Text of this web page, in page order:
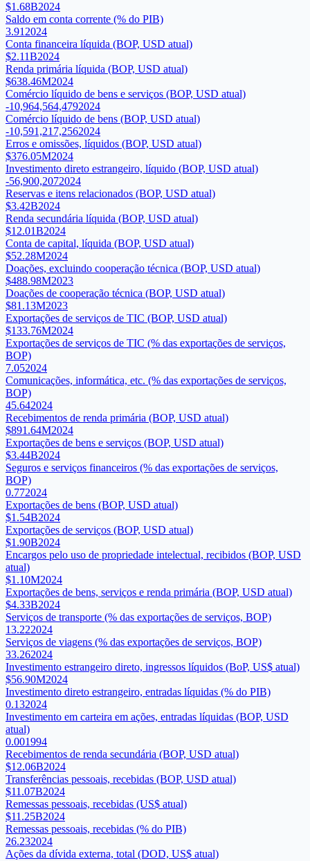
$1.68B2024
Saldo em conta corrente (% do PIB)
3.91 2024
Conta financeira líquida (BOP, USD atual)
$2.11B2024
Renda primária líquida (BOP, USD atual)
$638.46M2024
Comércio líquido de bens e serviços (BOP, USD atual)
-10,964,564,4792024
Comércio líquido de bens (BOP, USD atual)
-10,591,217,2562024
Erros e omissões, líquidos (BOP, USD atual)
$376.05M2024
Investimento direto estrangeiro, líquido (BOP, USD atual)
-56,900,2072024
Reservas e itens relacionados (BOP, USD atual)
$3.42B2024
Renda secundária líquida (BOP, USD atual)
$12.01B2024
Conta de capital, líquida (BOP, USD atual)
$52.28M2024
Doações, excluindo cooperação técnica (BOP, USD atual)
$488.98M2023
Doações de cooperação técnica (BOP, USD atual)
$81.13M2023
Exportações de serviços de TIC (BOP, USD atual)
$133.76M2024
Exportações de serviços de TIC (% das exportações de serviços,
BOP)
7.052024
Comunicações, informática, etc. (% das exportações de serviços,
BOP)
45.642024
Recebimentos de renda primária (BOP, USD atual)
$891.64M2024
Exportações de bens e serviços (BOP, USD atual)
$3.44B2024
Seguros e serviços financeiros (% das exportações de serviços,
BOP)
0.772024
Exportações de bens (BOP, USD atual)
$1.54B2024
Exportações de serviços (BOP, USD atual)
$1.90B2024
Encargos pelo uso de propriedade intelectual, recibidos (BOP, USD
atual)
$1.10M2024
Exportações de bens, serviços e renda primária (BOP, USD atual)
$4.33B2024
Serviços de transporte (% das exportações de serviços, BOP)
13.222024
Serviços de viagens (% das exportações de serviços, BOP)
33.262024
Investimento estrangeiro direto, ingressos líquidos (BoP, US$ atual)
$56.90M2024
Investimento direto estrangeiro, entradas líquidas (% do PIB)
0.132024
Investimento em carteira em ações, entradas líquidas (BOP, USD
atual)
0.001994
Recebimentos de renda secundária (BOP, USD atual)
$12.06B2024
Transferências pessoais, recebidas (BOP, USD atual)
$11.07B2024
Remessas pessoais, recebidas (US$ atual)
$11.25B2024
Remessas pessoais, recebidas (% do PIB)
26.232024
Ações da dívida externa, total (DOD, US$ atual)